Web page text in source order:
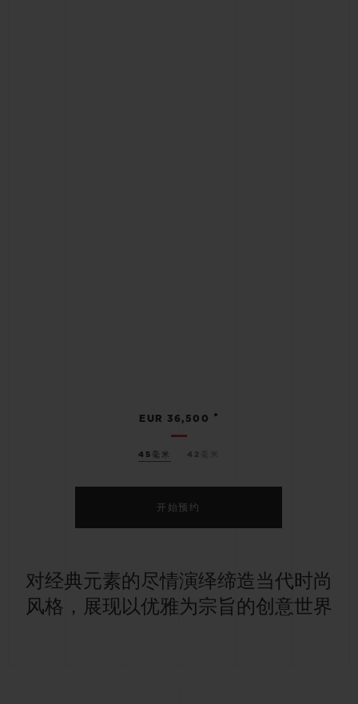
45毫米 42毫米
EUR 36,500 •
开始预约
对经典元素的尽情演绎缔造当代时尚
风格，展现以优雅为宗旨的创意世界